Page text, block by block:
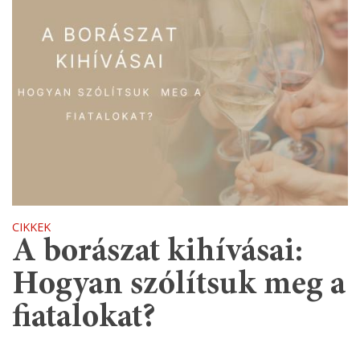
CIKKEK
A borászat kihívásai:
Hogyan szólítsuk meg a
fiatalokat?